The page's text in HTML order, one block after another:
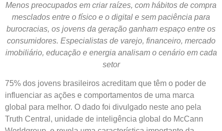
Menos preocupados em criar raízes, com hábitos de compra
mesclados entre o físico e o digital e sem paciência para
burocracias, os jovens da geração ganham espaço entre os
consumidores. Especialistas de varejo, financeiro, mercado
imobiliário, educação e energia analisam o cenário em cada
setor
75% dos jovens brasileiros acreditam que têm o poder de
influenciar as ações e comportamentos de uma marca
global para melhor. O dado foi divulgado neste ano pela
Truth Central, unidade de inteligência global do McCann